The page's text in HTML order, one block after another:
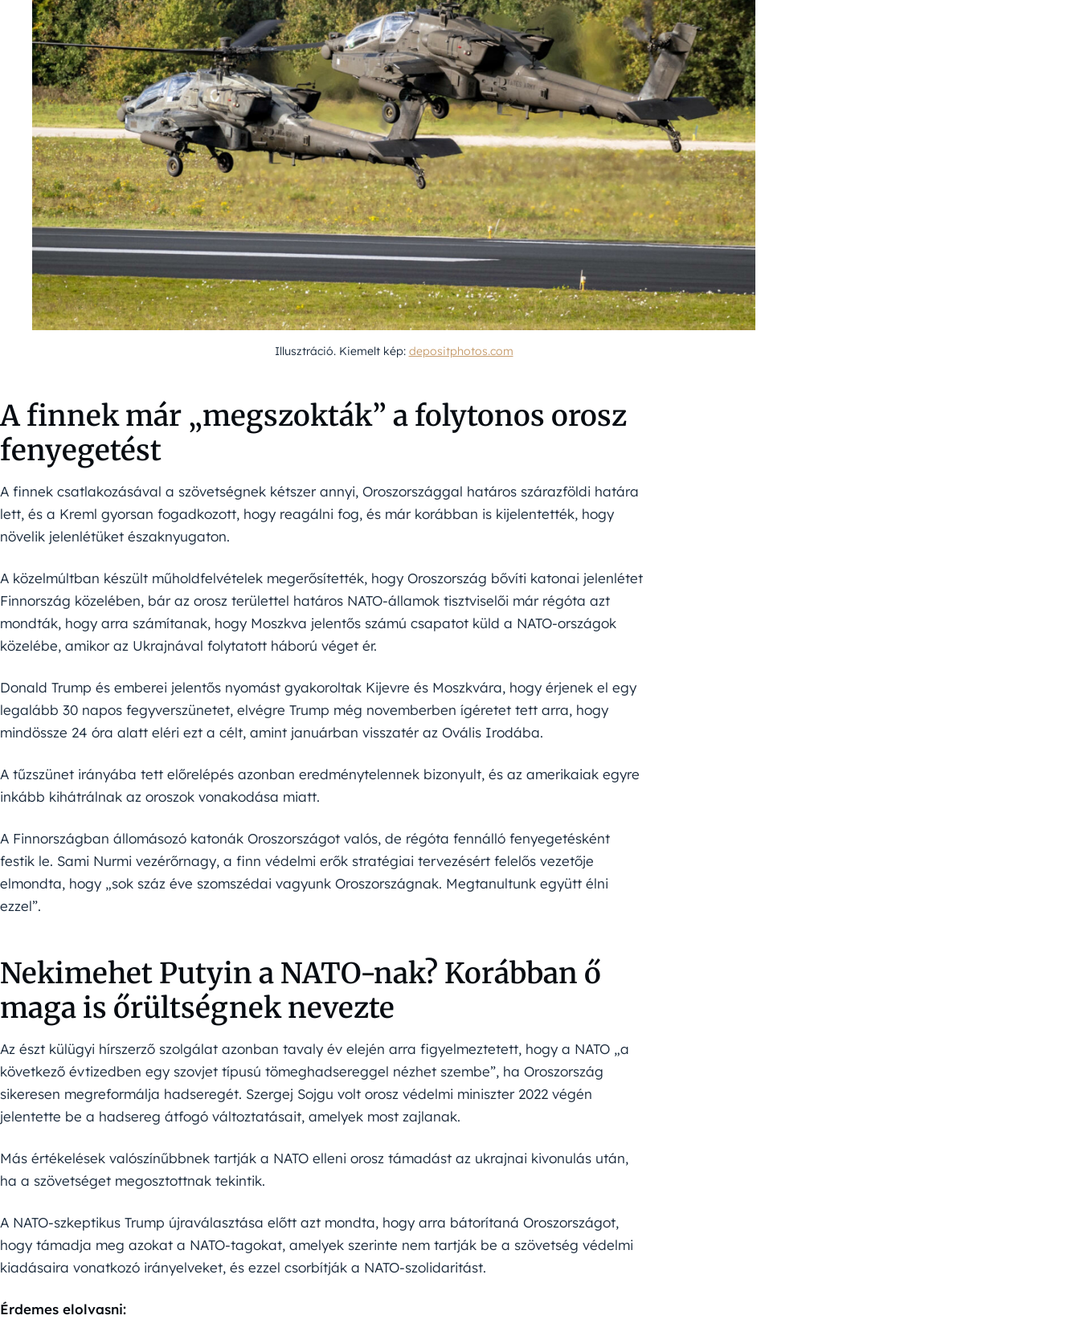
Illusztráció. Kiemelt kép: depositphotos.com
A finnek már „megszokták” a folytonos orosz
fenyegetést
A finnek csatlakozásával a szövetségnek kétszer annyi, Oroszországgal határos szárazföldi határa
lett, és a Kreml gyorsan fogadkozott, hogy reagálni fog, és már korábban is kijelentették, hogy
növelik jelenlétüket északnyugaton.
A közelmúltban készült műholdfelvételek megerősítették, hogy Oroszország bővíti katonai jelenlétet
Finnország közelében, bár az orosz területtel határos NATO-államok tisztviselői már régóta azt
mondták, hogy arra számítanak, hogy Moszkva jelentős számú csapatot küld a NATO-országok
közelébe, amikor az Ukrajnával folytatott háború véget ér.
Donald Trump és emberei jelentős nyomást gyakoroltak Kijevre és Moszkvára, hogy érjenek el egy
legalább 30 napos fegyverszünetet, elvégre Trump még novemberben ígéretet tett arra, hogy
mindössze 24 óra alatt eléri ezt a célt, amint januárban visszatér az Ovális Irodába.
A tűzszünet irányába tett előrelépés azonban eredménytelennek bizonyult, és az amerikaiak egyre
inkább kihátrálnak az oroszok vonakodása miatt.
A Finnországban állomásozó katonák Oroszországot valós, de régóta fennálló fenyegetésként
festik le. Sami Nurmi vezérőrnagy, a finn védelmi erők stratégiai tervezésért felelős vezetője
elmondta, hogy „sok száz éve szomszédai vagyunk Oroszországnak. Megtanultunk együtt élni
ezzel”.
Nekimehet Putyin a NATO-nak? Korábban ő
maga is őrültségnek nevezte
Az észt külügyi hírszerző szolgálat azonban tavaly év elején arra figyelmeztetett, hogy a NATO „a
következő évtizedben egy szovjet típusú tömeghadsereggel nézhet szembe”, ha Oroszország
sikeresen megreformálja hadseregét. Szergej Sojgu volt orosz védelmi miniszter 2022 végén
jelentette be a hadsereg átfogó változtatásait, amelyek most zajlanak.
Más értékelések valószínűbbnek tartják a NATO elleni orosz támadást az ukrajnai kivonulás után,
ha a szövetséget megosztottnak tekintik.
A NATO-szkeptikus Trump újraválasztása előtt azt mondta, hogy arra bátorítaná Oroszországot,
hogy támadja meg azokat a NATO-tagokat, amelyek szerinte nem tartják be a szövetség védelmi
kiadásaira vonatkozó irányelveket, és ezzel csorbítják a NATO-szolidaritást.
Érdemes elolvasni: